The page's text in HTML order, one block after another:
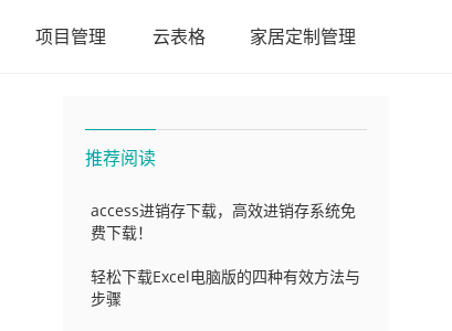
项目管理 云表格 家居定制管理
推荐阅读
access进销存下载，高效进销存系统免
费下载！
轻松下载Excel电脑版的四种有效方法与
步骤